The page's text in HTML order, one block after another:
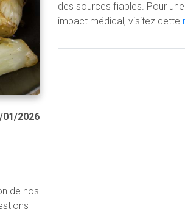
01/2026
de nos
des sources fiables. Pour
impact médical, visitez cette